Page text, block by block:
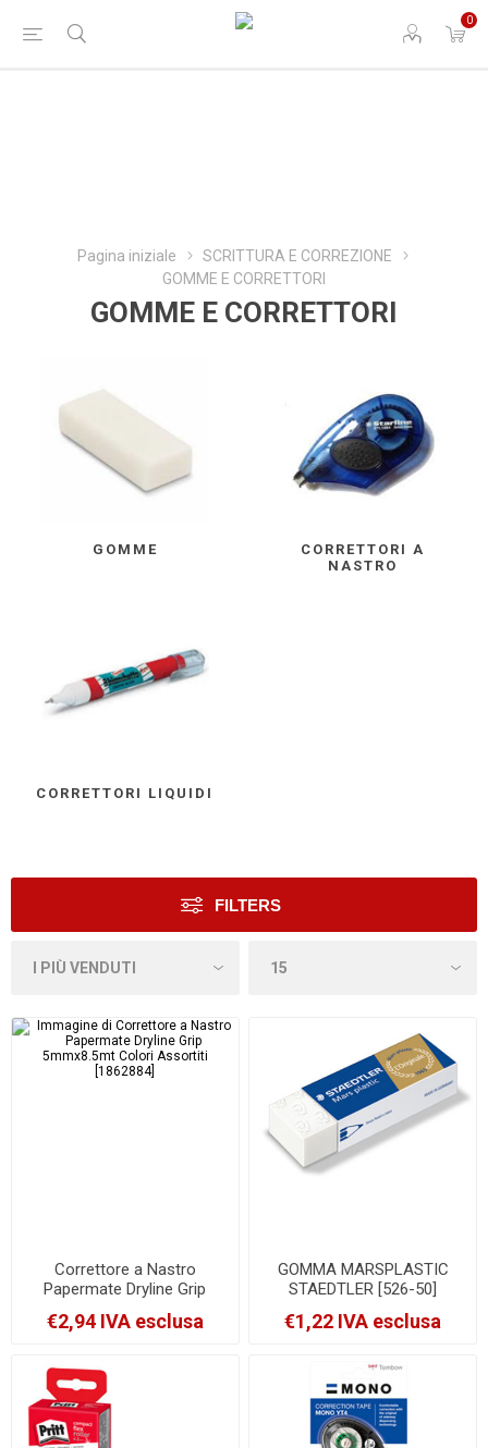
0
Pagina iniziale
SCRITTURA E CORREZIONE
GOMME E CORRETTORI
GOMME E CORRETTORI
GOMME
CORRETTORI A
NASTRO
CORRETTORI LIQUIDI
FILTERS
Correttore a Nastro
Papermate Dryline Grip
5mmx8.5mt Colori Assortiti
[1862884]
€2,94 IVA esclusa
GOMMA MARSPLASTIC
STAEDTLER [526-50]
€1,22 IVA esclusa